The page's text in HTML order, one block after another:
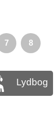
7 8
Lydbog